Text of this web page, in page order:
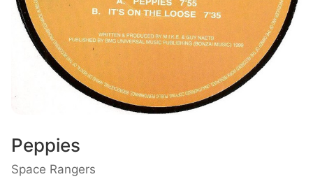
Peppies
Space Rangers